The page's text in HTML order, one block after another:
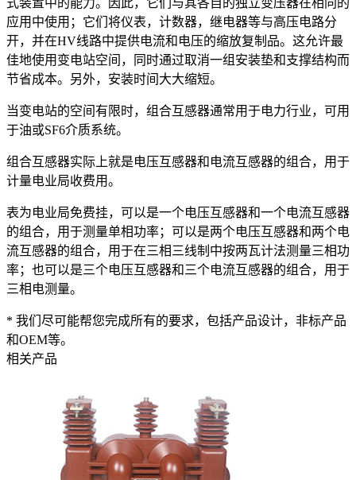
式装置中的能力。因此，它们与其各自的独立变压器在相同的
应用中使用；它们将仪表，计数器，继电器等与高压电路分
开，并在HV线路中提供电流和电压的缩放复制品。这允许最
佳地使用变电站空间，同时通过取消一组安装垫和支撑结构而
节省成本。另外，安装时间大大缩短。
当变电站的空间有限时，组合互感器通常用于电力行业，可用
于油或SF6介质系统。
组合互感器实际上就是电压互感器和电流互感器的组合，用于
计量电业局收费用。
表为电业局免费挂，可以是一个电压互感器和一个电流互感器
的组合，用于测量单相功率；可以是两个电压互感器和两个电
流互感器的组合，用于在三相三线制中按两瓦计法测量三相功
率；也可以是三个电压互感器和三个电流互感器的组合，用于
三相电测量。
* 我们尽可能帮您完成所有的要求，包括产品设计，非标产品
和OEM等。
相关产品